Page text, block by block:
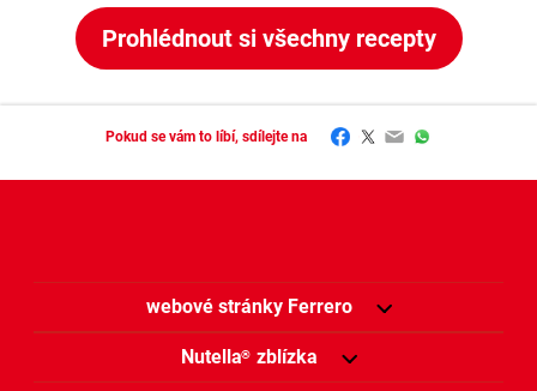
Prohlédnout si všechny recepty
Pokud se vám to líbí, sdílejte na Facebook
Twitter
EmailWhatsApp
webové stránky Ferrero
Nutella® zblízka